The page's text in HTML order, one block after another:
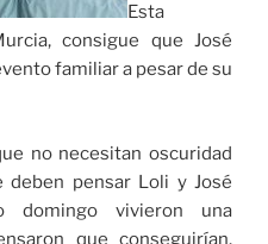
Esta
consigue que José
familiar a pesar de su
no necesitan oscuridad
deben pensar Loli y José
domingo vivieron una
que conseguirían.